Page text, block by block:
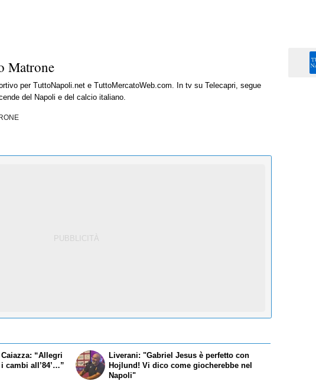
Matrone
per TuttoNapoli.net e TuttoMercatoWeb.com. In tv su Telecapri, segue
del Napoli e del calcio italiano.
“Allegri
cambi all’84’…”
Liverani: "Gabriel Jesus è perfetto con
Hojlund! Vi dico come giocherebbe nel
Napoli"